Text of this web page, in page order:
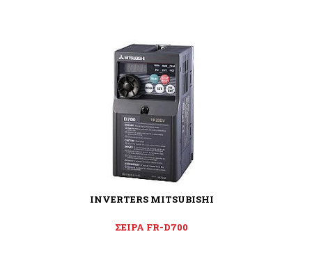
INVERTERS MITSUBISHI
ΣΕΙΡΑ FR-D700